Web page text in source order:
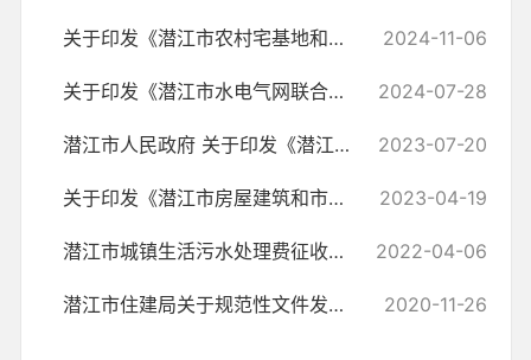
关于印发《潜江市农村宅基地和建房审批管理办法(试行)》的通知 2024-11-06
关于印发《潜江市水电气网联合报装 “一件事”工作实施方案》的通知 2024-07-28
潜江市人民政府 关于印发《潜江市公共租赁住房管理办法》的通知 2023-07-20
关于印发《潜江市房屋建筑和市政基础设施工程联合验收工作实施方案》的通知 2023-04-19
潜江市城镇生活污水处理费征收暂行办法 2022-04-06
潜江市住建局关于规范性文件发布的 情况说明 2020-11-26